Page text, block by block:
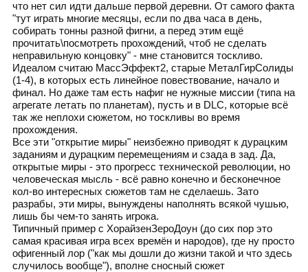
что нет сил идти дальше первой деревни. От самого факта
"тут играть многие месяцы, если по два часа в день,
собирать тонны разной фигни, а перед этим ещё
прочитать\посмотреть прохождений, чтоб не сделать
неправильную концовку" - мне становится тоскливо.
Идеалом считаю МассЭффект2, старые МеталГирСолиды
(1-4), в которых есть линейное повествование, начало и
финал. Но даже там есть нафиг не нужные миссии (типа на
агрегате летать по планетам), пусть и в DLC, которые всё
так же неплохи сюжетом, но тоскливы во время
прохождения.
Все эти "открытие миры" неизбежно приводят к дурацким
заданиям и дурацким перемещениям и сзада в зад. Да,
открытые миры - это прогресс технической революции, но
человеческая мысль - всё равно конечно и бесконечное
кол-во интересных сюжетов там не сделаешь. Зато
разрабы, эти миры, вынуждены наполнять всякой чушью,
лишь бы чем-то занять игрока.
Типичный пример с ХорайзенЗероДоун (до сих пор это
самая красивая игра всех времён и народов), где ну просто
офигенный лор ("как мы дошли до жизни такой и что здесь
случилось вообще"), вполне сносный сюжет